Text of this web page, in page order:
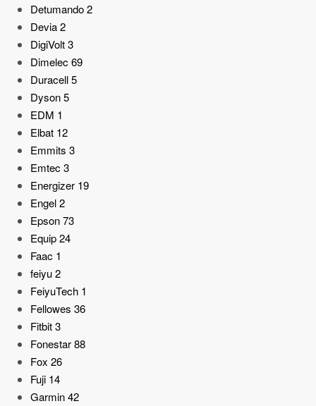
Detumando2
Devia2
DigiVolt3
Dimelec 69
Duracell5
Dyson5
EDM 1
Elbat 12
Emmits 3
Emtec 3
Energizer 19
Engel2
Epson73
Equip24
Faac 1
feiyu2
FeiyuTech 1
Fellowes 36
Fitbit3
Fonestar88
Fox 26
Fuji 14
Garmin42